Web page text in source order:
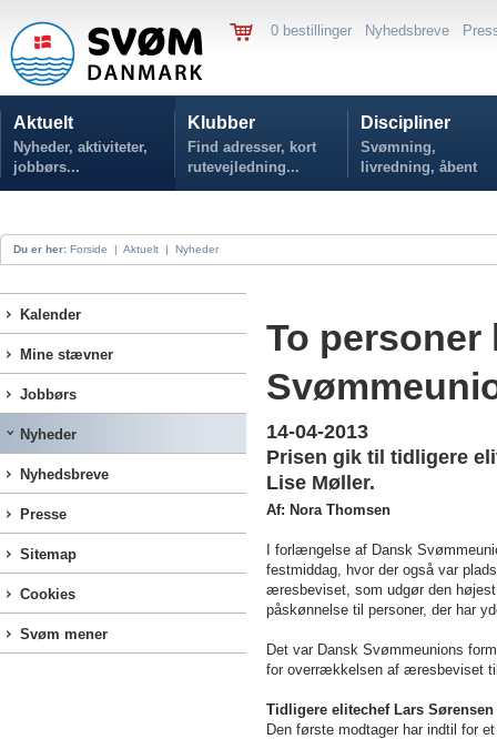
0 bestillinger Nyhedsbreve
Aktuelt
Nyheder, aktiviteter,
jobbørs...
Klubber
Find adresser, kort
rutevejledning...
Discipliner
Svømning,
livredning, åbent
vand...
Du er her: Forside | Aktuelt | Nyheder
Kalender
Mine stævner
Jobbørs
Nyheder
Nyhedsbreve
Presse
Sitemap
Cookies
Svøm mener
To
14-04-2013
Prisen gik til tidligere
Lise Møller.
Af: Nora Thomsen
I forlængelse af Dansk
festmiddag, hvor der også var
æresbeviset, som udgør den
påskønnelse til personer, der har
Det var Dansk Svømmeunions
for overrækkelsen af æresbeviset
Tidligere elitechef Lars
Den første modtager har indtil for